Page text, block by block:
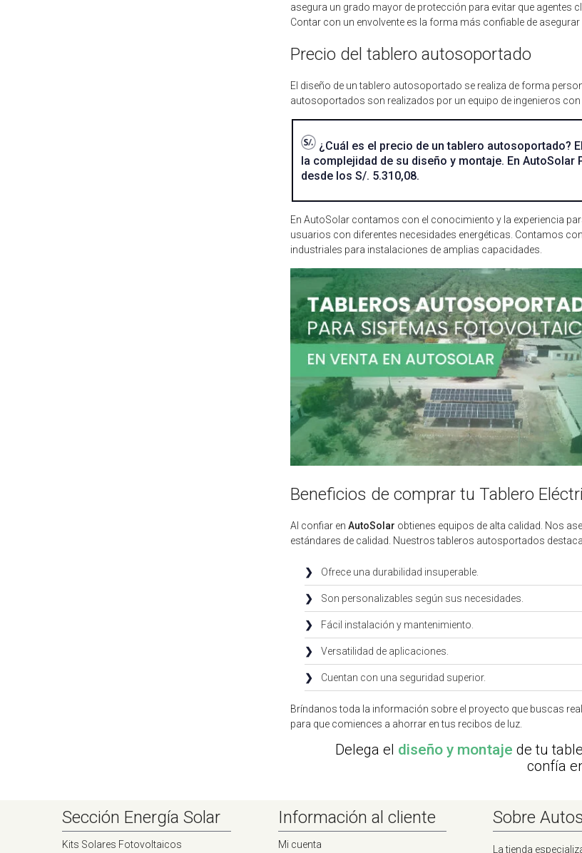
asegura un grado mayor de protección para evitar que
Contar con un envolvente es la forma más confiable de
Precio del tablero autosoportado
El diseño de un tablero autosoportado se realiza de forma
autosoportados son realizados por un equipo de ingenieros
¿Cuál es el precio de un tablero autosoportado?
la complejidad de su diseño y montaje. En
desde los S/. 5.310,08.
En AutoSolar contamos con el conocimiento y la experiencia
usuarios con diferentes necesidades energéticas. Contamos
industriales para instalaciones de amplias capacidades.
Beneficios de comprar tu Tablero
Al confiar en AutoSolar obtienes equipos de alta calidad. Nos
estándares de calidad. Nuestros tableros autosportados
❯ Ofrece una durabilidad insuperable.
❯ Son personalizables según sus necesidades.
❯ Fácil instalación y mantenimiento.
❯ Versatilidad de aplicaciones.
❯ Cuentan con una seguridad superior.
Bríndanos toda la información sobre el proyecto que buscas
para que comiences a ahorrar en tus recibos de luz.
Delega el diseño y montaje de tu
confía
Sección Energía Solar
Kits Solares Fotovoltaicos
Información al cliente
Mi cuenta
Sobre
La tienda